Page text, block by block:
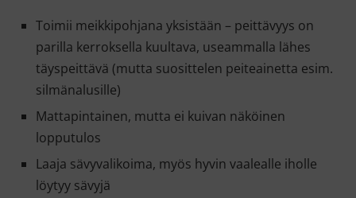
Toimii meikkipohjana yksistään – peittävyys on
parilla kerroksella kuultava, useammalla lähes
täyspeittävä (mutta suosittelen peiteainetta esim.
silmänalusille)
Mattapintainen, mutta ei kuivan näköinen
lopputulos
Laaja sävyvalikoima, myös hyvin vaalealle iholle
löytyy sävyjä